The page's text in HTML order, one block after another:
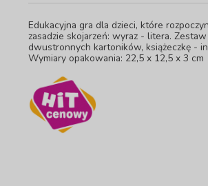
Edukacyjna gra dla dzieci, które
zasadzie skojarzeń: wyraz - litera.
dwustronnych kartoników, książeczkę -
Wymiary opakowania: 22,5 x 12,5 x 3 cm